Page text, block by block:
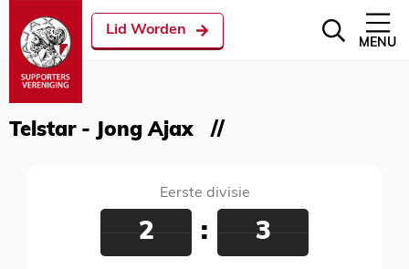
Lid Worden
MENU
Telstar - Jong Ajax
Eerste divisie
2 : 3